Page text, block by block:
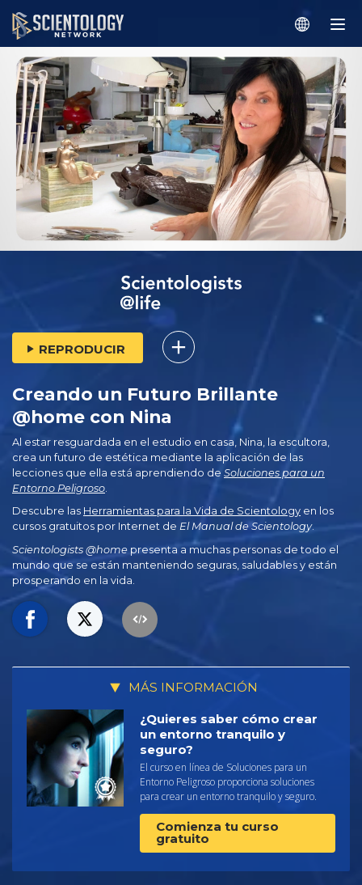
REPRODUCIR
Creando un Futuro Brillante
@home con Nina
Al estar resguardada en el estudio en casa, Nina, la escultora,
crea un futuro de estética mediante la aplicación de las
lecciones que ella está aprendiendo de Soluciones para un
Entorno Peligroso
Descubre las Herramientas para la Vida de Scientology en los
cursos gratuitos por Internet de El Manual de Scientology.
Scientologists @home presenta a muchas personas de todo el
mundo que se están manteniendo seguras, saludables y están
prosperando en la vida.
MÁS INFORMACIÓN
¿Quieres saber cómo crear
un entorno tranquilo y
seguro?
El curso en línea de Soluciones para un
Entorno Peligroso proporciona soluciones
para crear un entorno tranquilo y seguro.
Comienza tu curso
gratuito